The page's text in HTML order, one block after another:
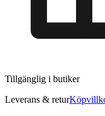
Tillgänglig i butiker
Leverans & retur